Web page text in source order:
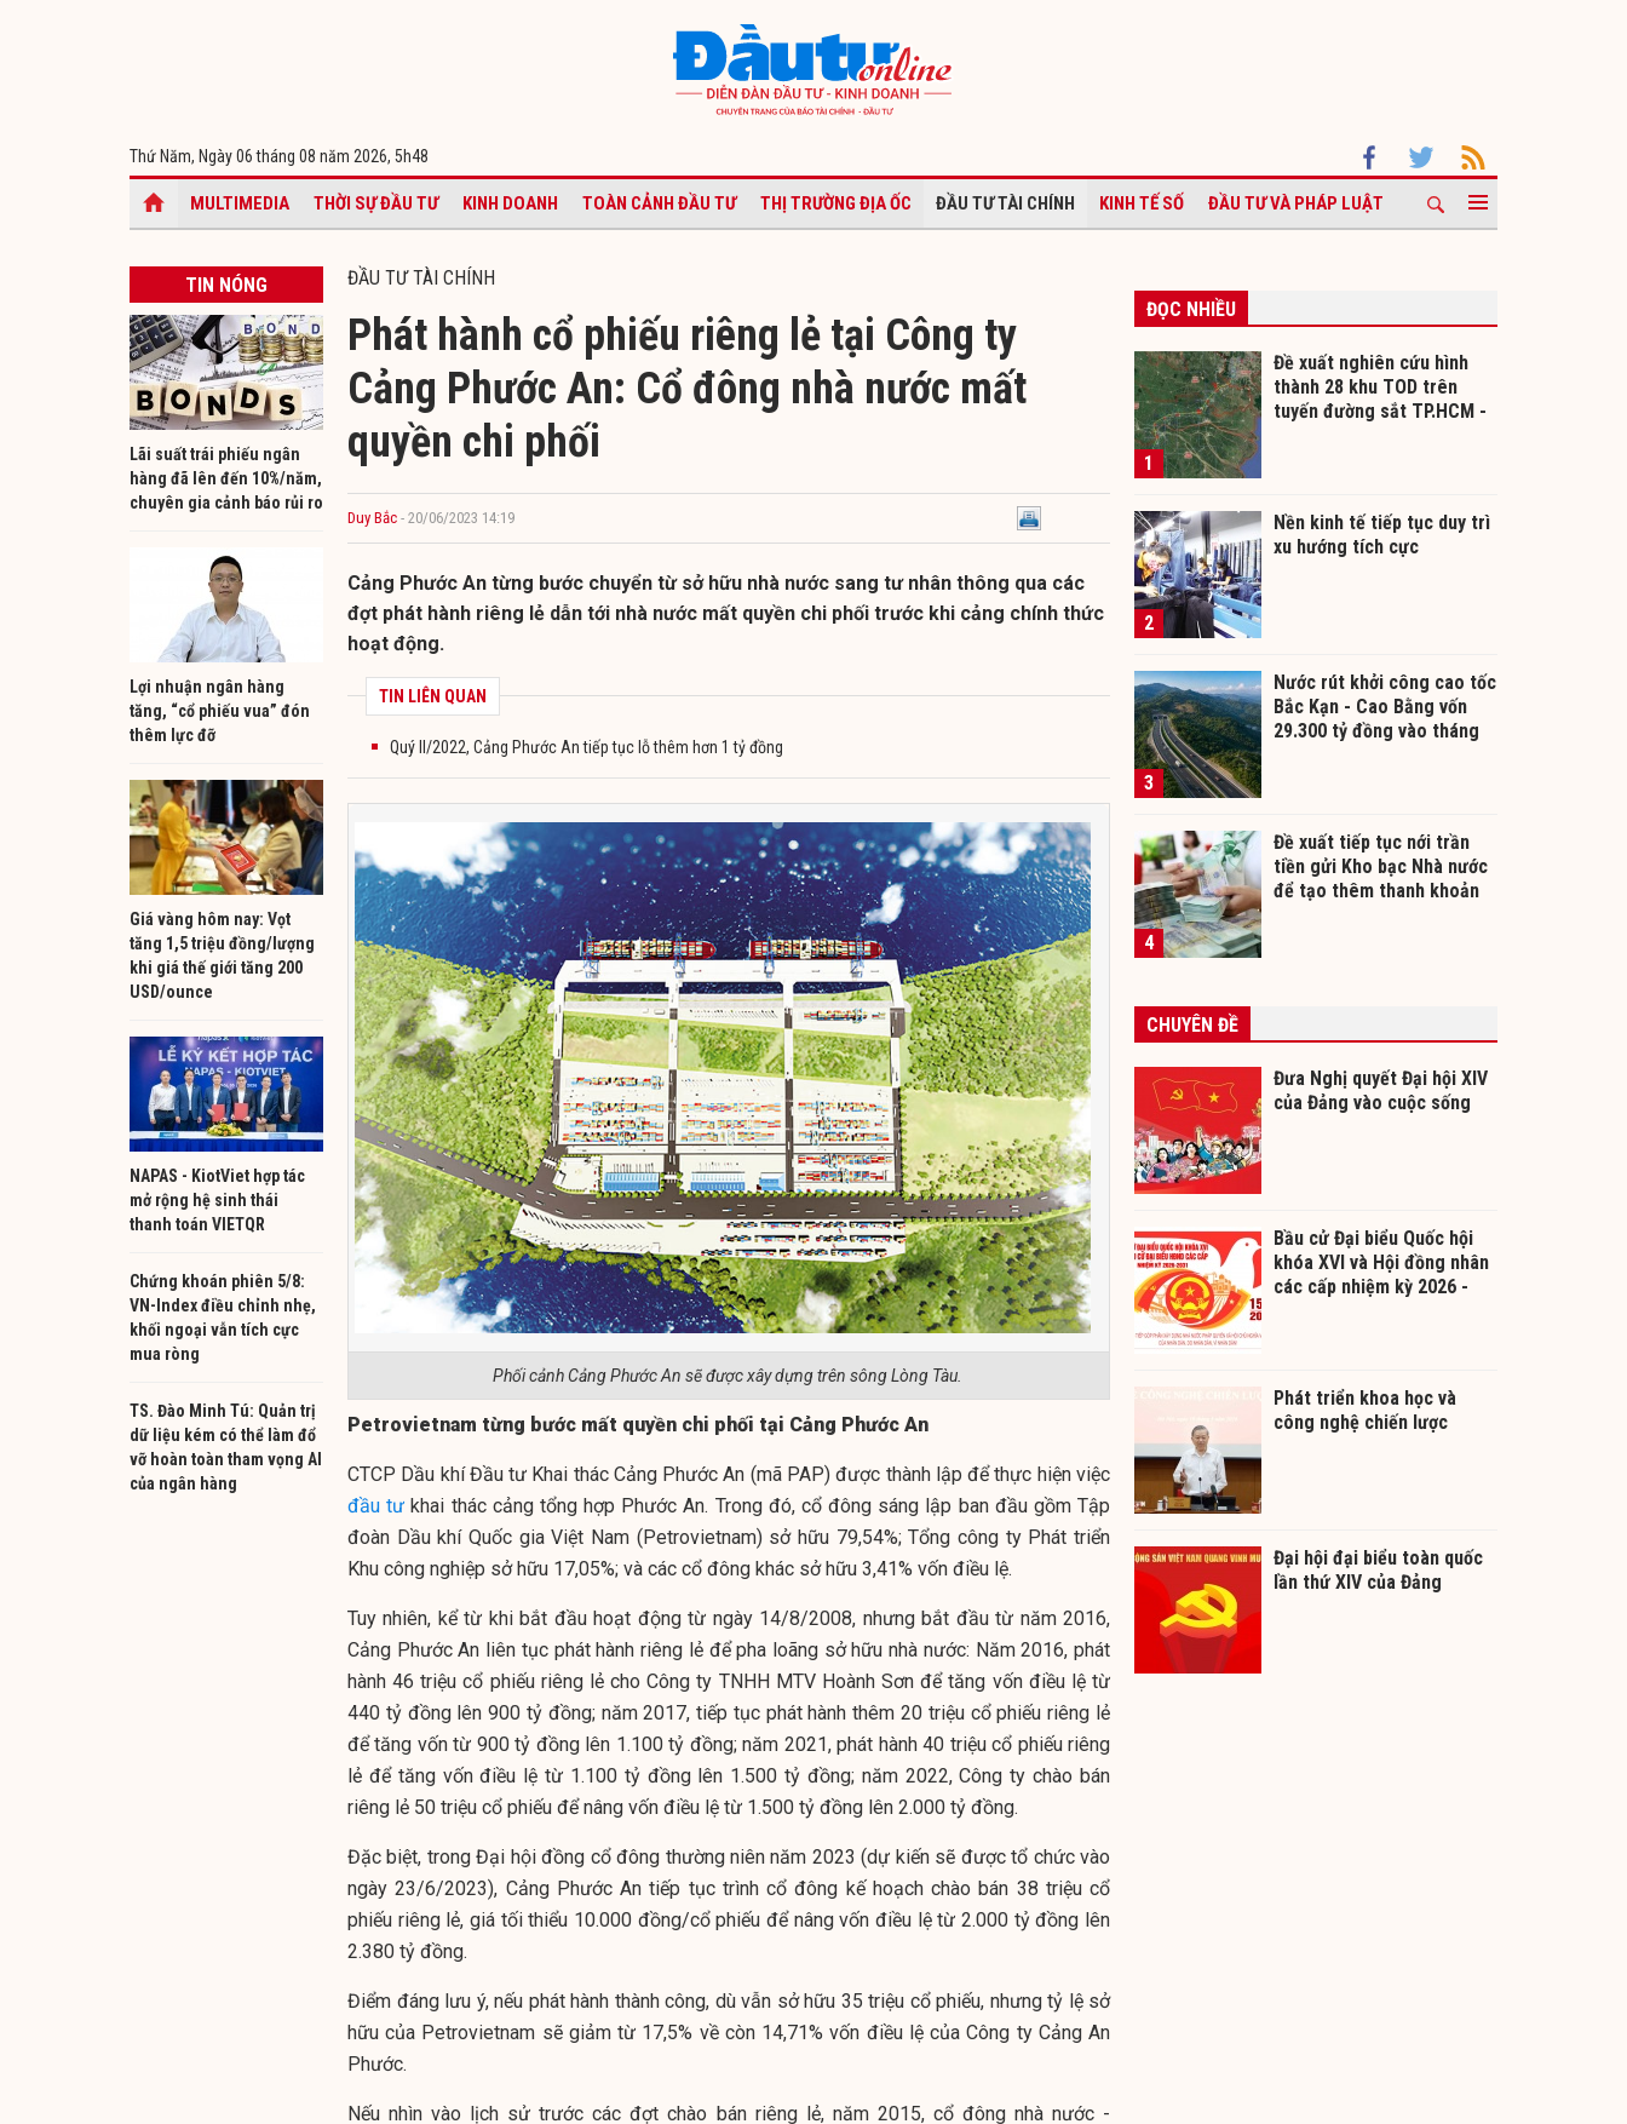
Thứ Năm, Ngày 06 tháng 08 năm 2026, 5h48
MULTIMEDIA THỜI SỰ ĐẦU TƯ KINH DOANH TOÀN CẢNH ĐẦU TƯ THỊ TRƯỜNG ĐỊA ỐC ĐẦU TƯ TÀI CHÍNH KINH TẾ SỐ ĐẦU TƯ VÀ PHÁP LUẬT
TIN NÓNG
Lãi suất trái phiếu ngân
hàng đã lên đến 10%/năm,
chuyên gia cảnh báo rủi ro
Lợi nhuận ngân hàng
tăng, “cổ phiếu vua” đón
thêm lực đỡ
Giá vàng hôm nay: Vọt
tăng 1,5 triệu đồng/lượng
khi giá thế giới tăng 200
USD/ounce
NAPAS - KiotViet hợp tác
mở rộng hệ sinh thái
thanh toán VIETQR
Chứng khoán phiên 5/8:
VN-Index điều chỉnh nhẹ,
khối ngoại vẫn tích cực
mua ròng
TS. Đào Minh Tú: Quản trị
dữ liệu kém có thể làm đổ
vỡ hoàn toàn tham vọng AI
của ngân hàng
ĐẦU TƯ TÀI CHÍNH
Phát hành cổ phiếu riêng lẻ tại Công ty
Cảng Phước An: Cổ đông nhà nước mất
quyền chi phối
Duy Bắc - 20/06/2023 14:19
Cảng Phước An từng bước chuyển từ sở hữu nhà nước sang tư nhân thông qua các
đợt phát hành riêng lẻ dẫn tới nhà nước mất quyền chi phối trước khi cảng chính thức
hoạt động.
TIN LIÊN QUAN
Quý II/2022, Cảng Phước An tiếp tục lỗ thêm hơn 1 tỷ đồng
Phối cảnh Cảng Phước An sẽ được xây dựng trên sông Lòng Tàu.
Petrovietnam từng bước mất quyền chi phối tại Cảng Phước An
CTCP Dầu khí Đầu tư Khai thác Cảng Phước An (mã PAP) được thành lập để thực hiện việc
đầu tư khai thác cảng tổng hợp Phước An. Trong đó, cổ đông sáng lập ban đầu gồm Tập
đoàn Dầu khí Quốc gia Việt Nam (Petrovietnam) sở hữu 79,54%; Tổng công ty Phát triển
Khu công nghiệp sở hữu 17,05%; và các cổ đông khác sở hữu 3,41% vốn điều lệ.
Tuy nhiên, kể từ khi bắt đầu hoạt động từ ngày 14/8/2008, nhưng bắt đầu từ năm 2016,
Cảng Phước An liên tục phát hành riêng lẻ để pha loãng sở hữu nhà nước: Năm 2016, phát
hành 46 triệu cổ phiếu riêng lẻ cho Công ty TNHH MTV Hoành Sơn để tăng vốn điều lệ từ
440 tỷ đồng lên 900 tỷ đồng; năm 2017, tiếp tục phát hành thêm 20 triệu cổ phiếu riêng lẻ
để tăng vốn từ 900 tỷ đồng lên 1.100 tỷ đồng; năm 2021, phát hành 40 triệu cổ phiếu riêng
lẻ để tăng vốn điều lệ từ 1.100 tỷ đồng lên 1.500 tỷ đồng; năm 2022, Công ty chào bán
riêng lẻ 50 triệu cổ phiếu để nâng vốn điều lệ từ 1.500 tỷ đồng lên 2.000 tỷ đồng.
Đặc biệt, trong Đại hội đồng cổ đông thường niên năm 2023 (dự kiến sẽ được tổ chức vào
ngày 23/6/2023), Cảng Phước An tiếp tục trình cổ đông kế hoạch chào bán 38 triệu cổ
phiếu riêng lẻ, giá tối thiểu 10.000 đồng/cổ phiếu để nâng vốn điều lệ từ 2.000 tỷ đồng lên
2.380 tỷ đồng.
Điểm đáng lưu ý, nếu phát hành thành công, dù vẫn sở hữu 35 triệu cổ phiếu, nhưng tỷ lệ sở
hữu của Petrovietnam sẽ giảm từ 17,5% về còn 14,71% vốn điều lệ của Công ty Cảng An
Phước.
Nếu nhìn vào lịch sử trước các đợt chào bán riêng lẻ, năm 2015, cổ đông nhà nước -
ĐỌC NHIỀU
1
Đề xuất nghiên cứu hình
thành 28 khu TOD trên
tuyến đường sắt TP.HCM -
2
Nền kinh tế tiếp tục duy trì
xu hướng tích cực
3
Nước rút khởi công cao tốc
Bắc Kạn - Cao Bằng vốn
29.300 tỷ đồng vào tháng
4
Đề xuất tiếp tục nới trần
tiền gửi Kho bạc Nhà nước
để tạo thêm thanh khoản
CHUYÊN ĐỀ
Đưa Nghị quyết Đại hội XIV
của Đảng vào cuộc sống
Bầu cử Đại biểu Quốc hội
khóa XVI và Hội đồng nhân
các cấp nhiệm kỳ 2026 -
Phát triển khoa học và
công nghệ chiến lược
Đại hội đại biểu toàn quốc
lần thứ XIV của Đảng